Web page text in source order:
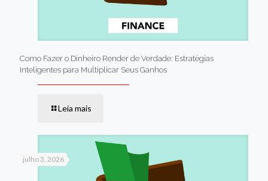
Como Fazer o Dinheiro Render de Verdade: Estratégias
Inteligentes para Multiplicar Seus Ganhos
Leia mais
julho 3, 2026